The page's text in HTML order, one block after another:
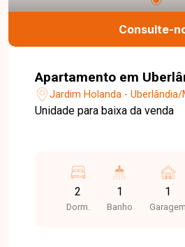
Consulte-
Apartamento em
Jardim Holanda - Uberlândia/
Unidade para baixa da venda
2
Dorm.
1
Banho
1
Garagem